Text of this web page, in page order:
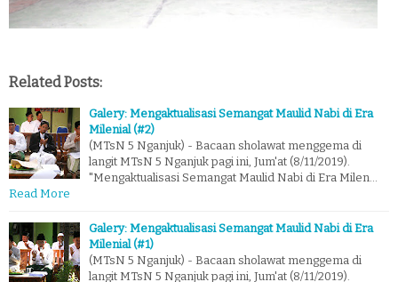
Related Posts:
Galery: Mengaktualisasi Semangat Maulid Nabi di Era
Milenial (#2)
(MTsN 5 Nganjuk) - Bacaan sholawat menggema di
langit MTsN 5 Nganjuk pagi ini, Jum'at (8/11/2019).
"Mengaktualisasi Semangat Maulid Nabi di Era Milen…
Read More
Galery: Mengaktualisasi Semangat Maulid Nabi di Era
Milenial (#1)
(MTsN 5 Nganjuk) - Bacaan sholawat menggema di
langit MTsN 5 Nganjuk pagi ini, Jum'at (8/11/2019).